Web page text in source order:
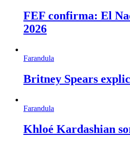
FEF confirma: El
2026
Farandula
Britney Spears
Farandula
Khloé Kardashian